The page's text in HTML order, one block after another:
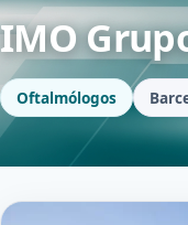
IMO
Oftalmólogos